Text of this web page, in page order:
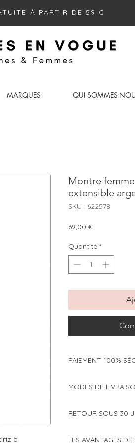
À PARTIR DE 59 €
MARQUES QUI SOMMES-
à
Montre
extensible
SKU : 622578
69,00 €Prix
Quantité *
PAIEMENT 100%
Paypal
Toutes les
MODES DE
ou en point relais
RETOUR SOUS 30
nous, le client est
LES AVANTAGES